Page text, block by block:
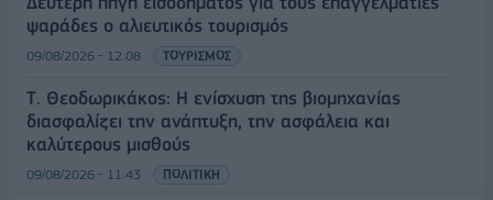
ψαράδες ο αλιευτικός τουρισμός
09/08/2026 - 12:08 ΤΟΥΡΙΣΜΟΣ
Τ. Θεοδωρικάκος: Η ενίσχυση της βιομηχανίας
διασφαλίζει την ανάπτυξη, την ασφάλεια και
καλύτερους μισθούς
09/08/2026 - 11:43 ΠΟΛΙΤΙΚΗ